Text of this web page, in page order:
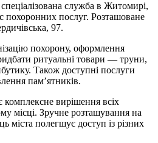
служба в Житомирі,
послуг. Розташоване
97.
похорону, оформлення
ритуальні товари — труни,
Також доступні послуги
пам’ятників.
комплексне вирішення всіх
місці. Зручне розташування на
міста полегшує доступ із різних